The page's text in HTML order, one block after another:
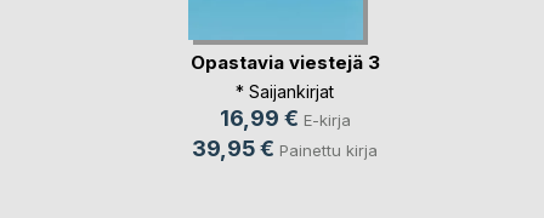
Opastavia viestejä 3
* Saijankirjat
16,99 € E-kirja
39,95 € Painettu kirja